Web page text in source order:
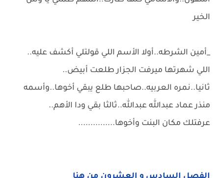
الخير
_أمين الشرطه..أولا الأسم اللي قولتلي أكشف عليه..
اللي شهرتها ميرفت الجزار طلعت أبيض..
ثانيا..نمره العربيه..صاحبها طلع يبقي أخوها..وأسمه
منذر عماد عبدالله عبدالله..ثالثا بقي ودا الأهم..
عرفتلك مكان البنت وأخوها...............